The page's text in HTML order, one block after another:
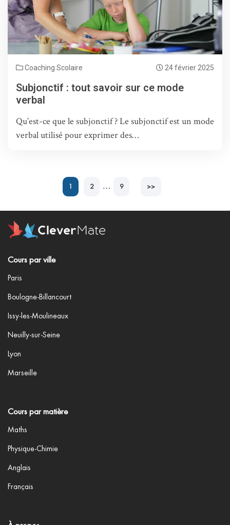
Coaching Scolaire 24 février 2025
Subjonctif : tout savoir sur ce mode
verbal
Qu’est-ce que le subjonctif ? Le subjonctif est un mode
verbal utilisé pour exprimer des…
1 2 … 9 >>
Cours par ville
Paris
Boulogne-Billancourt
Issy-les-Moulineaux
Neuilly-sur-Seine
Lyon
Marseille
Cours par matière
Maths
Physique-Chimie
Anglais
Français